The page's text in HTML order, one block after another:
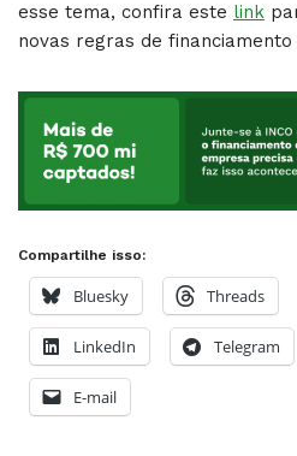
esse tema, confira este link
novas regras de
Compartilhe isso:
Bluesky Threads
LinkedIn Telegram
E-mail